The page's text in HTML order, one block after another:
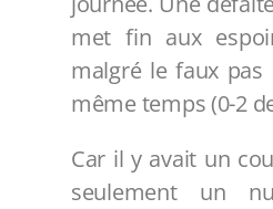
met fin aux
malgré le faux pas
même temps (0-2
Car il y avait un
seulement un